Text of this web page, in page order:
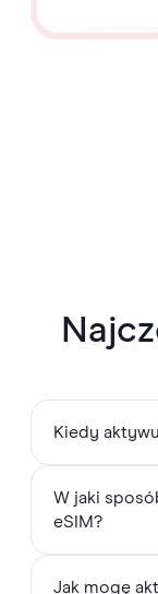
Kiedy
Always On to
danych
miesięczny,
krótki wyjazd.
W jaki
eSIM?
Co 30 dni od
Jak mogę